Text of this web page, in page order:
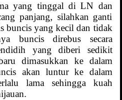
yang tinggal di LN dan
panjang, silahkan ganti
buncis yang kecil dan tidak
buncis direbus secara
yang diberi sedikit
dimasukkan ke dalam
akan luntur ke dalam
lama sehingga kuah